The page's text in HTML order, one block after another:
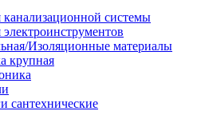
канализационной системы
Изоляционные материалы
крупная
сантехнические